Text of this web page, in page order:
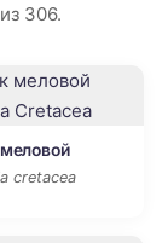
306.
cretacea